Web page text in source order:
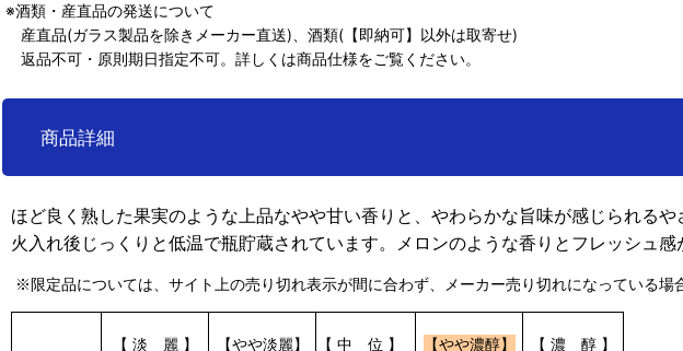
※酒類・産直品の発送について
産直品(ガラス製品を除きメーカー直送)、酒類(【即納可】以外は取寄せ)
返品不可・原則期日指定不可。詳しくは商品仕様をご覧ください。
商品詳細
ほど良く熟した果実のような上品なやや甘い香りと、やわらかな旨味が感じられるや
火入れ後じっくりと低温で瓶貯蔵されています。 メロンのような香りとフレッシュ感
※限定品については、サイト上の売り切れ表示が間に合わず、メーカー売り切れになっている場
【 淡 麗 】 【やや淡麗】 【 中 位 】 【やや濃醇】 【 濃 醇 】